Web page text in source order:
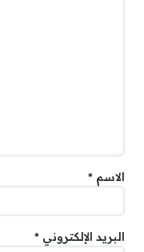
الاسم *
البريد الإلكتروني *